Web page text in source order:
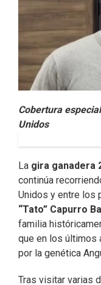
Cobertura
Unidos
La gira ganadera
continúa
Unidos y entre los
“Tato” Capurro
familia
que en los últimos
por la genética
Tras visitar varias